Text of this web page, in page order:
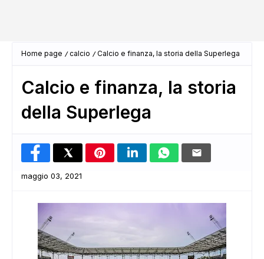
Home page calcio Calcio e finanza, la storia della Superlega
Calcio e finanza, la storia
della Superlega
maggio 03, 2021